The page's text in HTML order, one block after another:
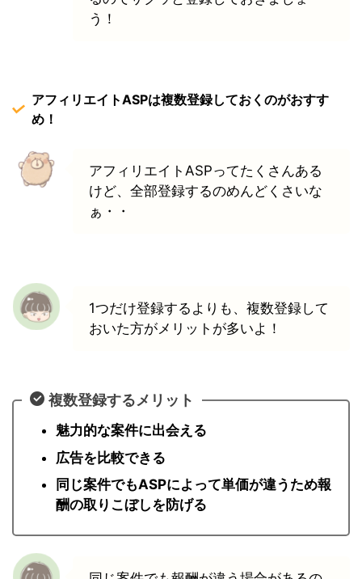
う！
アフィリエイトASPは複数登録しておくのがおすす
め！
アフィリエイトASPってたくさんある
けど、全部登録するのめんどくさいな
ぁ・・
1つだけ登録するよりも、複数登録して
おいた方がメリットが多いよ！
複数登録するメリット
魅力的な案件に出会える
広告を比較できる
同じ案件でもASPによって単価が違うため報
酬の取りこぼしを防げる